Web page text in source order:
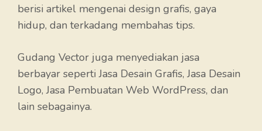
berisi artikel mengenai design grafis, gaya
hidup, dan terkadang membahas tips.
Gudang Vector juga menyediakan jasa
berbayar seperti Jasa Desain Grafis, Jasa Desain
Logo, Jasa Pembuatan Web WordPress, dan
lain sebagainya.